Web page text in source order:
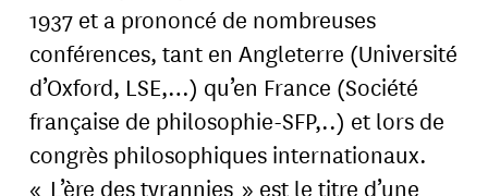
1937 et a prononcé de nombreuses
conférences, tant en Angleterre (Université
d’Oxford, LSE,…) qu’en France (Société
française de philosophie-SFP,..) et lors de
congrès philosophiques internationaux.
« L’ère des tyrannies » est le titre d’une